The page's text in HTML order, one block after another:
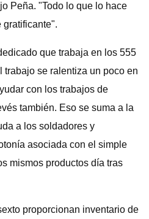
Peña. "Todo lo que lo hace
gratificante".
que trabaja en los 555
trabajo se ralentiza un poco en
con los trabajos de
también. Eso se suma a la
a los soldadores y
asociada con el simple
mismos productos día tras
proporcionan inventario de